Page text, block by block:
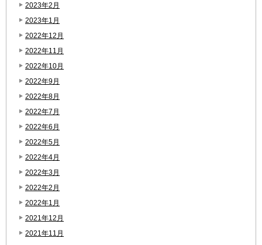
2023年2月
2023年1月
2022年12月
2022年11月
2022年10月
2022年9月
2022年8月
2022年7月
2022年6月
2022年5月
2022年4月
2022年3月
2022年2月
2022年1月
2021年12月
2021年11月